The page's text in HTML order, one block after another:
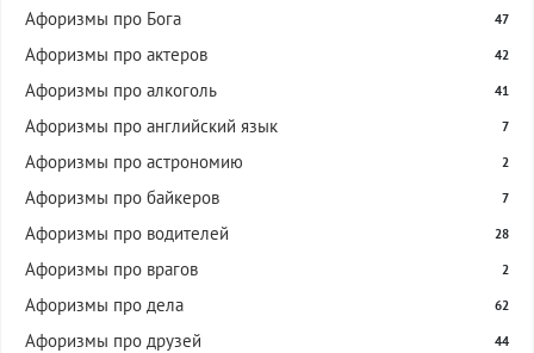
Афоризмы про Бога 47
Афоризмы про актеров 42
Афоризмы про алкоголь 41
Афоризмы про английский язык 7
Афоризмы про астрономию 2
Афоризмы про байкеров 7
Афоризмы про водителей 28
Афоризмы про врагов 2
Афоризмы про дела 62
Афоризмы про друзей 44